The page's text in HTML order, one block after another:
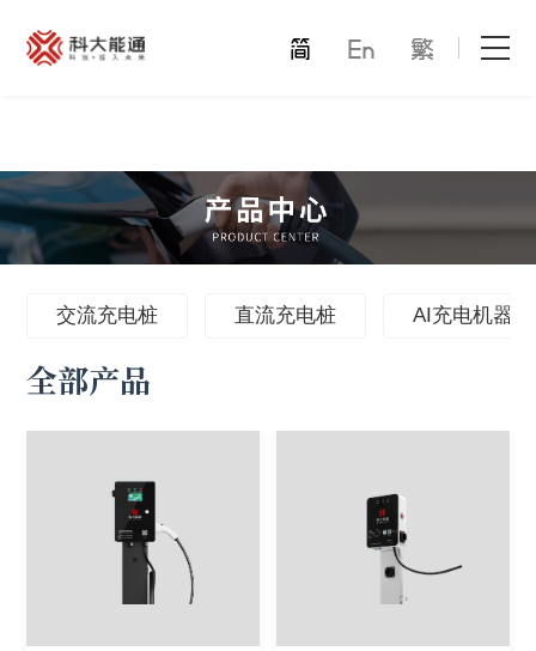
关于我们
产品中心
能通万家
才赋未来
解决方案
交流充电桩 直流充电桩 AI充电机器人
全部产品